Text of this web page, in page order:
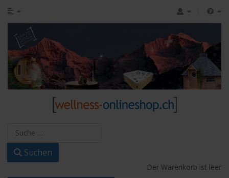
Suchen
Der Warenkorb ist leer